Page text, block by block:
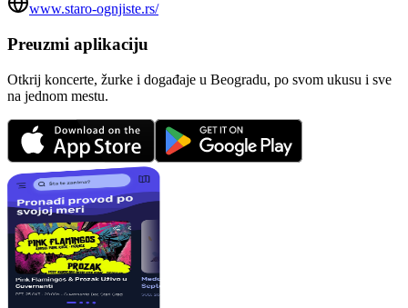
www.staro-ognjiste.rs/
Preuzmi aplikaciju
Otkrij koncerte, žurke i događaje u Beogradu, po svom ukusu i sve
na jednom mestu.